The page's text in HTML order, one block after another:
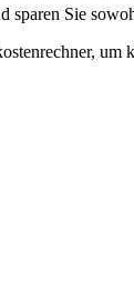
sparen Sie
um